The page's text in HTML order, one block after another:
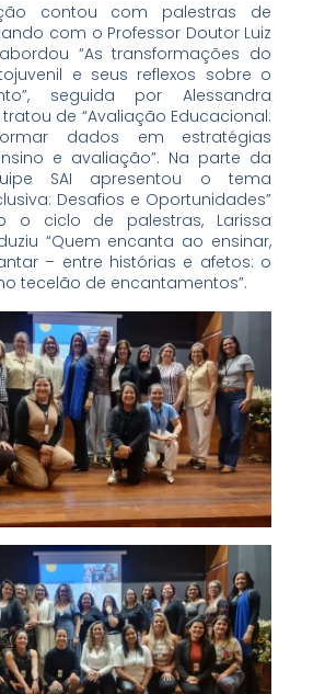
contou com palestras de
com o Professor Doutor Luiz
“As transformações do
e seus reflexos sobre o
seguida por Alessandra
de “Avaliação Educacional:
dados em estratégias
e avaliação”. Na parte da
SAI apresentou o tema
Desafios e Oportunidades”
o ciclo de palestras, Larissa
“Quem encanta ao ensinar,
– entre histórias e afetos: o
tecelão de encantamentos”.